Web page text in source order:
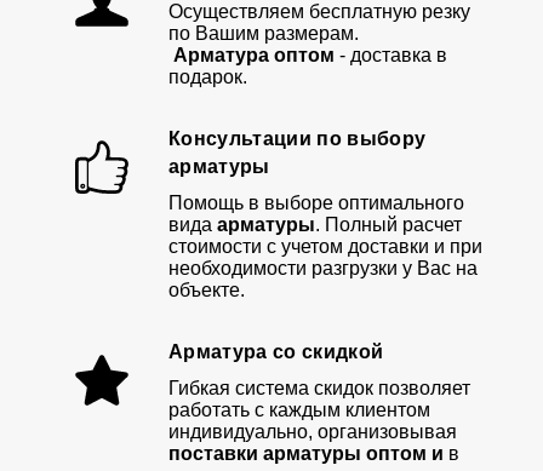
Осуществляем бесплатную резку
по Вашим размерам.
Арматура оптом - доставка в
подарок.
Консультации по выбору
арматуры
Помощь в выборе оптимального
вида арматуры. Полный расчет
стоимости с учетом доставки и при
необходимости разгрузки у Вас на
объекте.
Арматура со скидкой
Гибкая система скидок позволяет
работать с каждым клиентом
индивидуально, организовывая
поставки арматуры оптом и в